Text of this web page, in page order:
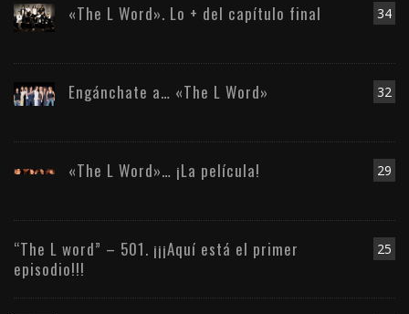
34
«The L Word». Lo + del capítulo final
32
Engánchate a… «The L Word»
29
«The L Word»… ¡La película!
25
“The L word” – 501. ¡¡¡Aquí está el primer
episodio!!!